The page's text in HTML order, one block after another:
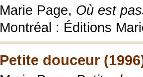
Marie Page, Où est
Montréal : Éditions
Petite douceur